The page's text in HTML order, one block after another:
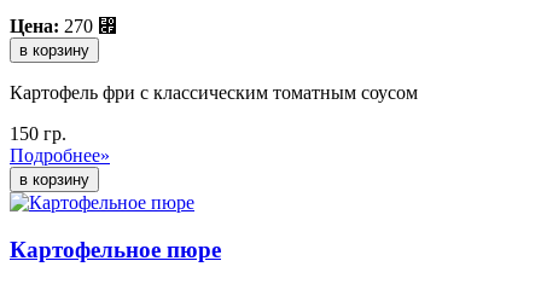
Цена: 270 ⃏
в корзину
Картофель фри с классическим томатным соусом
150 гр.
Подробнее»
Картофельное пюре